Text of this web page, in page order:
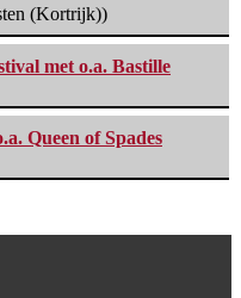
(Kortrijk))
met o.a. Bastille
Queen of Spades